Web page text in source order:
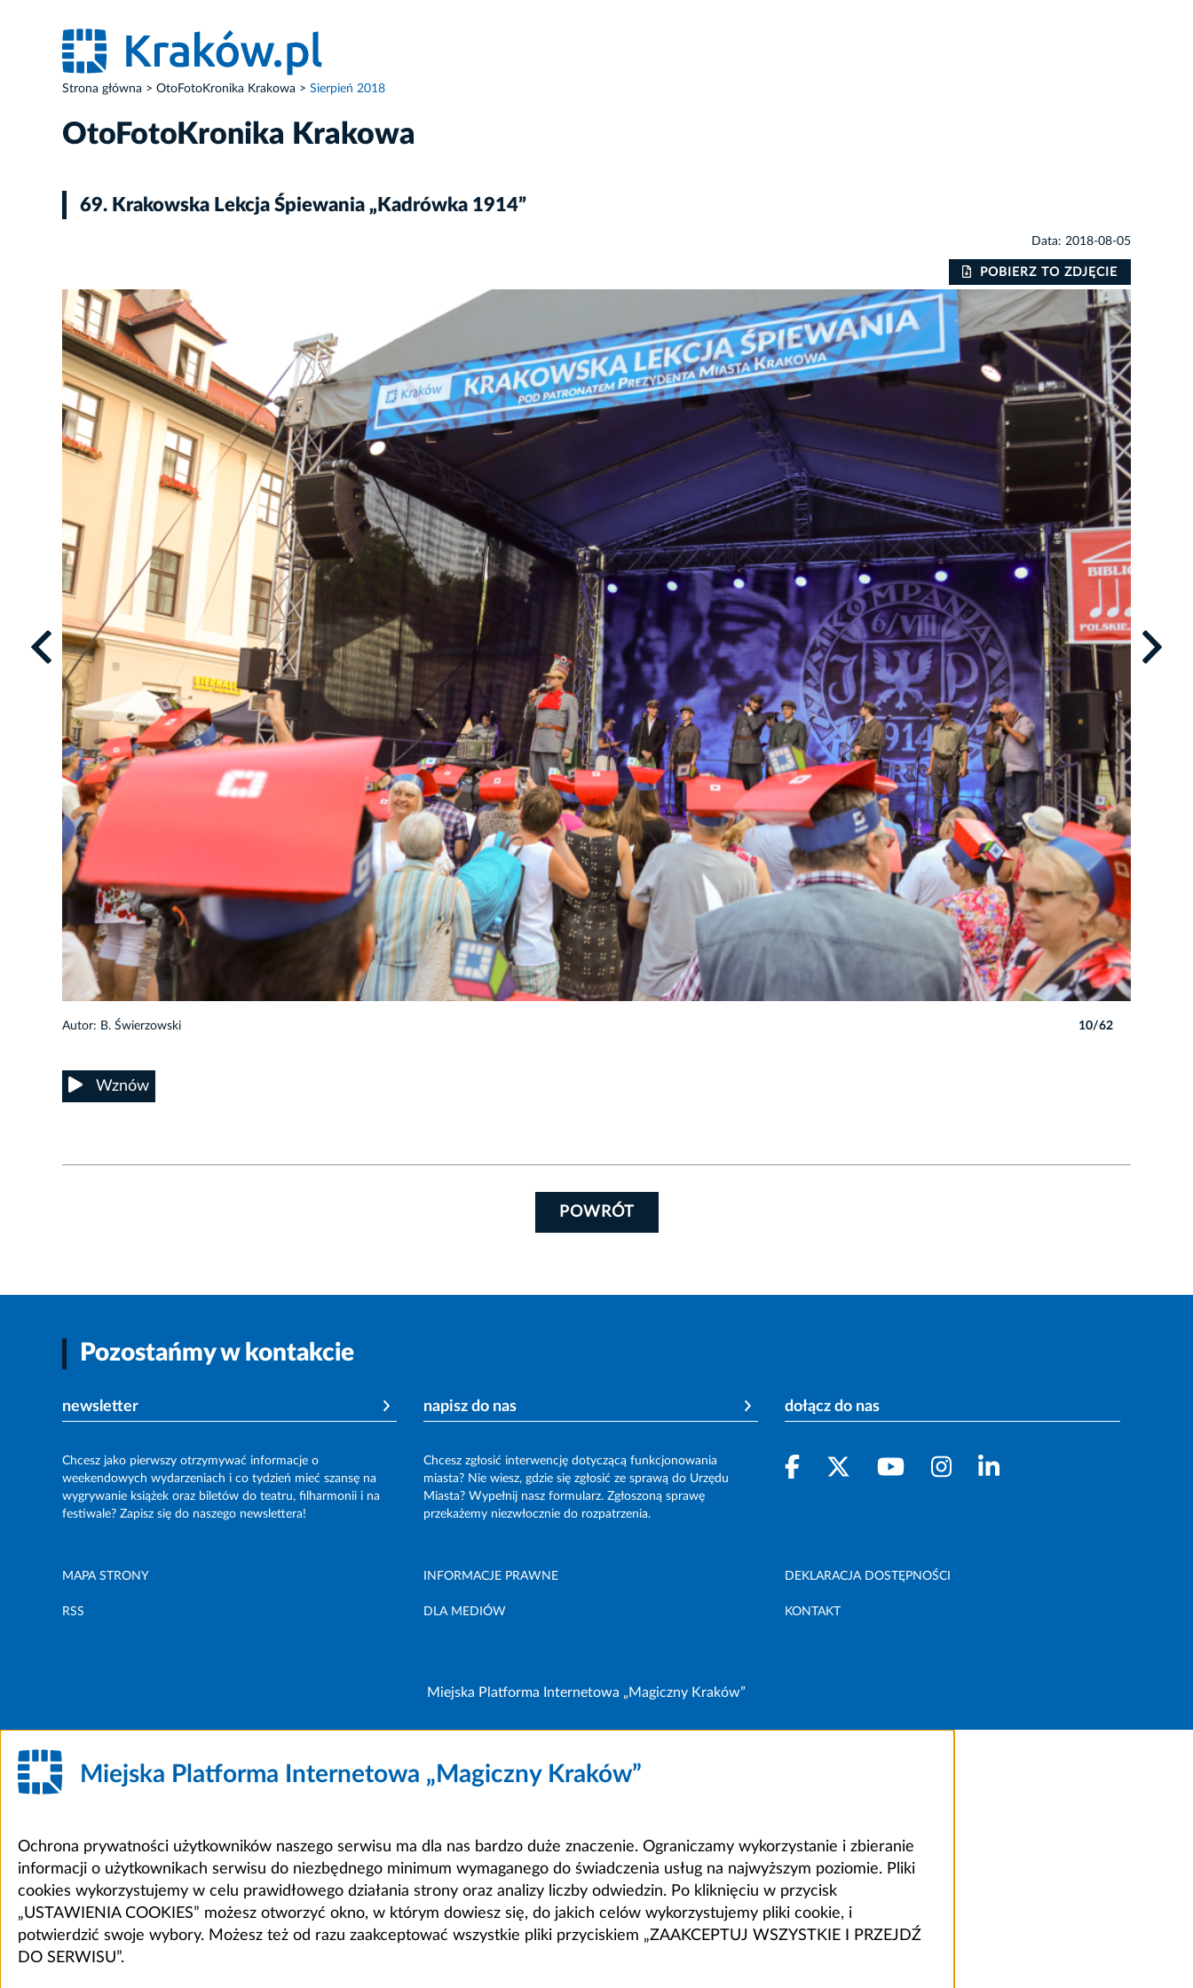
Strona główna OtoFotoKronika Krakowa Sierpień 2018
OtoFotoKronika Krakowa
69. Krakowska Lekcja Śpiewania „Kadrówka 1914”
Data: 2018-08-05
POBIERZ TO ZDJĘCIE
Autor: B. Świerzowski 10/62
Wznów
POWRÓT
Pozostańmy w kontakcie
newsletter
Chcesz jako pierwszy otrzymywać informacje o
weekendowych wydarzeniach i co tydzień mieć szansę na
wygrywanie książek oraz biletów do teatru, filharmonii i na
festiwale? Zapisz się do naszego newslettera!
napisz do nas
Chcesz zgłosić interwencję dotyczącą funkcjonowania
miasta? Nie wiesz, gdzie się zgłosić ze sprawą do Urzędu
Miasta? Wypełnij nasz formularz. Zgłoszoną sprawę
przekażemy niezwłocznie do rozpatrzenia.
dołącz do nas
MAPA STRONY INFORMACJE PRAWNE DEKLARACJA DOSTĘPNOŚCI
RSS DLA MEDIÓW KONTAKT
Miejska Platforma Internetowa „Magiczny Kraków”
Miejska Platforma Internetowa „Magiczny Kraków”
Ochrona prywatności użytkowników naszego serwisu ma dla nas bardzo duże znaczenie. Ograniczamy wykorzystanie i zbieranie
informacji o użytkownikach serwisu do niezbędnego minimum wymaganego do świadczenia usług na najwyższym poziomie. Pliki
cookies wykorzystujemy w celu prawidłowego działania strony oraz analizy liczby odwiedzin. Po kliknięciu w przycisk
„USTAWIENIA COOKIES” możesz otworzyć okno, w którym dowiesz się, do jakich celów wykorzystujemy pliki cookie, i
potwierdzić swoje wybory. Możesz też od razu zaakceptować wszystkie pliki przyciskiem „ZAAKCEPTUJ WSZYSTKIE I PRZEJDŹ
DO SERWISU”.